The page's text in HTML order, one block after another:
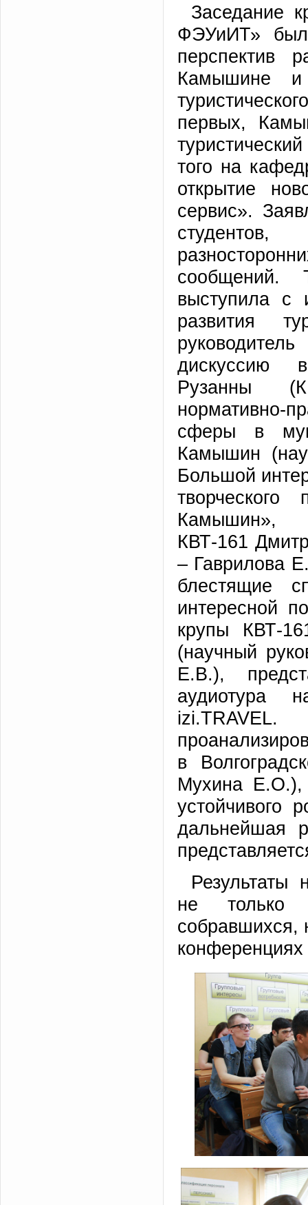
Заседание
ФЭУиИТ»
перспектив
Камышине и
первых,
того на
открытие
сервис».
сообщений.
выступила с
развития
дискуссию
Рузанны
нормативно-
сферы в
Камышин
Большой
творческого
Камышин»,
КВТ-161
– Гаврилова
блестящие
интересной
крупы КВТ-
(научный
Е.В.),
аудиотура
в
Мухина Е.О.),
устойчивого
дальнейшая
Результаты
не только
собравшихся,
конференциях